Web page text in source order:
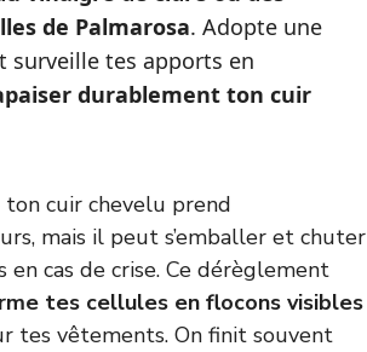
de Palmarosa. Adopte une
surveille tes apports en
durablement ton cuir
cuir chevelu prend
mais il peut s’emballer et chuter
cas de crise. Ce dérèglement
tes cellules en flocons visibles
tes vêtements. On finit souvent